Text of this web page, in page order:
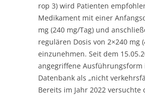
rop 3) wird Patienten
Medikament mit einer
mg (240 mg/Tag) und
regulären Dosis von 2×240 mg
einzunehmen. Seit dem
angegriffene Ausführungsform
Datenbank als „nicht
Bereits im Jahr 2022 versuchte